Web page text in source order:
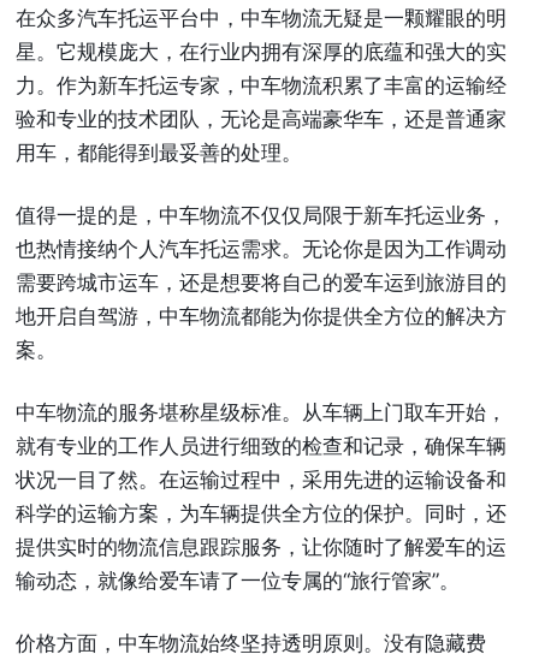
在众多汽车托运平台中，中车物流无疑是一颗耀眼的明
星。它规模庞大，在行业内拥有深厚的底蕴和强大的实
力。作为新车托运专家，中车物流积累了丰富的运输经
验和专业的技术团队，无论是高端豪华车，还是普通家
用车，都能得到最妥善的处理。
值得一提的是，中车物流不仅仅局限于新车托运业务，
也热情接纳个人汽车托运需求。无论你是因为工作调动
需要跨城市运车，还是想要将自己的爱车运到旅游目的
地开启自驾游，中车物流都能为你提供全方位的解决方
案。
中车物流的服务堪称星级标准。从车辆上门取车开始，
就有专业的工作人员进行细致的检查和记录，确保车辆
状况一目了然。在运输过程中，采用先进的运输设备和
科学的运输方案，为车辆提供全方位的保护。同时，还
提供实时的物流信息跟踪服务，让你随时了解爱车的运
输动态，就像给爱车请了一位专属的“旅行管家”。
价格方面，中车物流始终坚持透明原则。没有隐藏费